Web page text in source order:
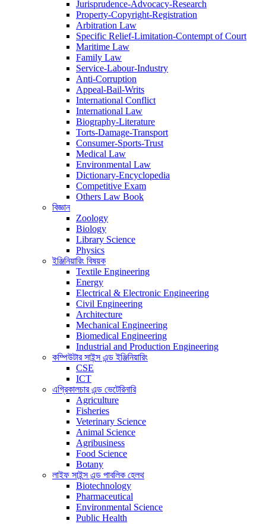
Jurisprudence-Advocacy-Research
Property-Copyright-Registration
Arbitration Law
Specific Relief-Limitation-Contempt of Court
Maritime Law
Family Law
Service-Labour-Industry
Anti-Corruption
Appeal-Bail-Writs
International Conflict
International Law
Biography-Literature
Torts-Damage-Transport
Consumer-Sports-Trust
Medical Law
Environmental Law
Dictionary-Encyclopedia
Competitive Exam
Others Law Book
বিজ্ঞান
Zoology
Biology
Library Science
Physics
ইঞ্জিনিয়ারিং বিষয়ক
Textile Engineering
Energy
Electrical & Electronic Engineering
Civil Engineering
Architecture
Mechanical Engineering
Biomedical Engineering
Industrial and Production Engineering
কম্পিউটার সাইন্স এন্ড ইঞ্জিনিয়ারিং
CSE
ICT
এগ্রিকালচার এন্ড ভেটেরিনারি
Agriculture
Fisheries
Veterinary Science
Animal Science
Agribusiness
Food Science
Botany
লাইফ সাইন্স এন্ড পাবলিক হেলথ
Biotechnology
Pharmaceutical
Environmental Science
Public Health